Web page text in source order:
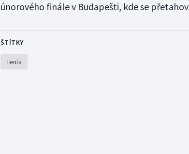
únorového finále v Budapešti, kde se
ŠTÍTKY
Tenis